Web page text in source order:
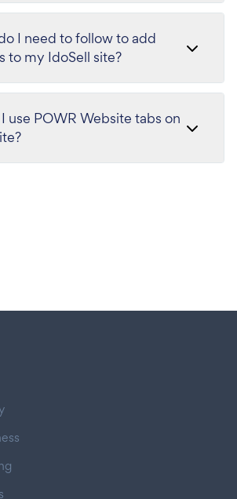
I need to follow to add
to my IdoSell site?
use POWR Website tabs on